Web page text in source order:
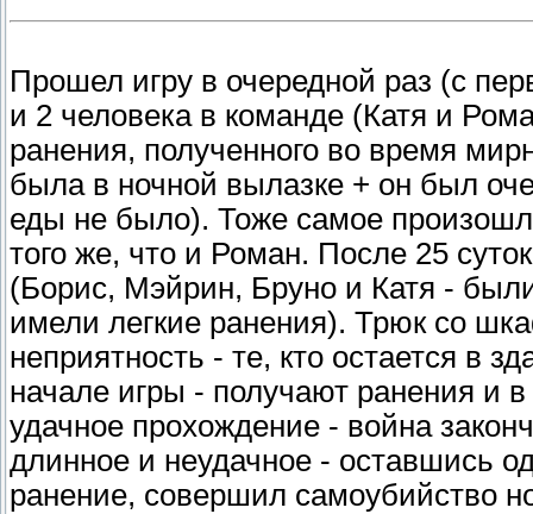
Прошел игру в очередной раз (с
и 2 человека в команде (Катя и
ранения, полученного во время
была в ночной вылазке + он был
еды не было). Тоже самое
того же, что и Роман. После 25
(Борис, Мэйрин, Бруно и Катя -
имели легкие ранения). Трюк со
неприятность - те, кто остается в
начале игры - получают ранения и
удачное прохождение - война
длинное и неудачное - оставшись
ранение, совершил самоубийство